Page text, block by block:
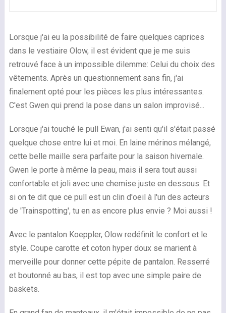
Lorsque j'ai eu la possibilité de faire quelques caprices
dans le vestiaire Olow, il est évident que je me suis
retrouvé face à un impossible dilemme: Celui du choix des
vêtements. Après un questionnement sans fin, j'ai
finalement opté pour les pièces les plus intéressantes.
C'est Gwen qui prend la pose dans un salon improvisé...
Lorsque j'ai touché le pull Ewan, j'ai senti qu'il s'était passé
quelque chose entre lui et moi. En laine mérinos mélangé,
cette belle maille sera parfaite pour la saison hivernale.
Gwen le porte à même la peau, mais il sera tout aussi
confortable et joli avec une chemise juste en dessous. Et
si on te dit que ce pull est un clin d'oeil à l'un des acteurs
de 'Trainspotting', tu en as encore plus envie ? Moi aussi !
Avec le pantalon Koeppler, Olow redéfinit le confort et le
style. Coupe carotte et coton hyper doux se marient à
merveille pour donner cette pépite de pantalon. Resserré
et boutonné au bas, il est top avec une simple paire de
baskets.